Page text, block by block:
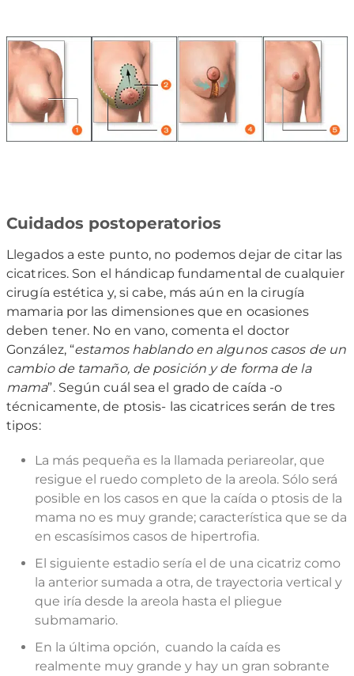
Cuidados postoperatorios
Llegados a este punto, no podemos dejar de citar las
cicatrices. Son el hándicap fundamental de cualquier
cirugía estética y, si cabe, más aún en la cirugía
mamaria por las dimensiones que en ocasiones
deben tener. No en vano, comenta el doctor
González, “estamos hablando en algunos casos de un
cambio de tamaño, de posición y de forma de la
mama”. Según cuál sea el grado de caída -o
técnicamente, de ptosis- las cicatrices serán de tres
tipos:
La más pequeña es la llamada periareolar, que
resigue el ruedo completo de la areola. Sólo será
posible en los casos en que la caída o ptosis de la
mama no es muy grande; característica que se da
en escasísimos casos de hipertrofia.
El siguiente estadio sería el de una cicatriz como
la anterior sumada a otra, de trayectoria vertical y
que iría desde la areola hasta el pliegue
submamario.
En la última opción, cuando la caída es
realmente muy grande y hay un gran sobrante